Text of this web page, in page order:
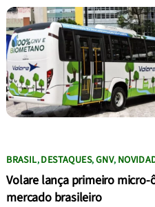
BRASIL,DESTAQUES,GNV,
Volare lança primeiro
mercado brasileiro